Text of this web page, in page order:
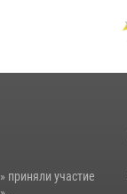
участие